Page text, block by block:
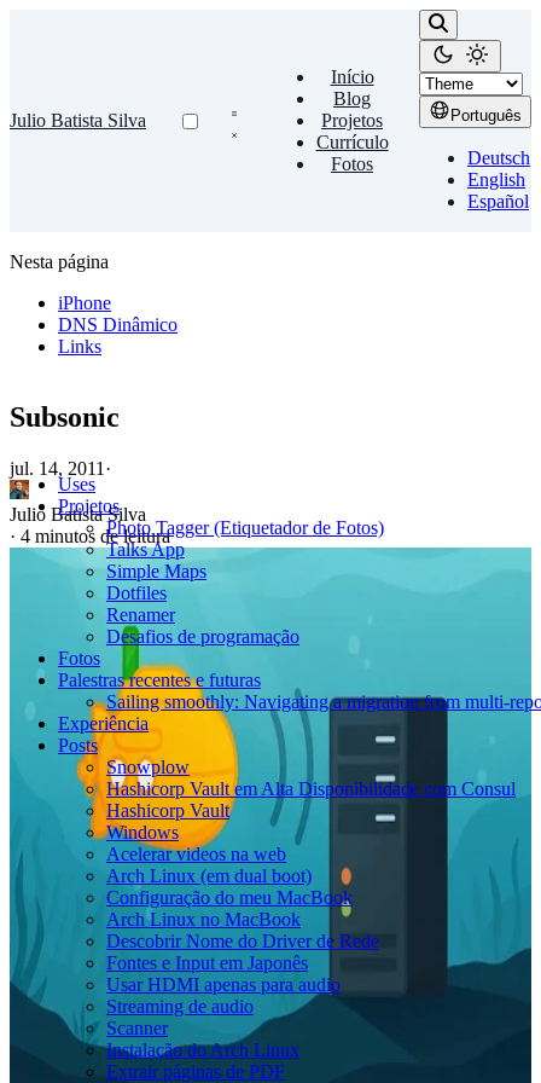
Julio Batista Silva
Início
Blog
Projetos
Currículo
Fotos
Português
Deutsch
English
Español
Uses
Projetos
Photo Tagger (Etiquetador de Fotos)
Talks App
Simple Maps
Dotfiles
Renamer
Desafios de programação
Fotos
Palestras recentes e futuras
Sailing smoothly: Navigating a migration from multi-
Experiência
Posts
Snowplow
Hashicorp Vault em Alta Disponibilidade com Consul
Hashicorp Vault
Windows
Acelerar videos na web
Arch Linux (em dual boot)
Configuração do meu MacBook
Arch Linux no MacBook
Descobrir Nome do Driver de Rede
Fontes e Input em Japonês
Usar HDMI apenas para audio
Streaming de audio
Scanner
Instalação do Arch Linux
Extrair páginas de PDF
Nesta página
iPhone
DNS Dinâmico
Links
Subsonic
jul. 14, 2011 ·
Julio Batista Silva
· 4 minutos de leitura